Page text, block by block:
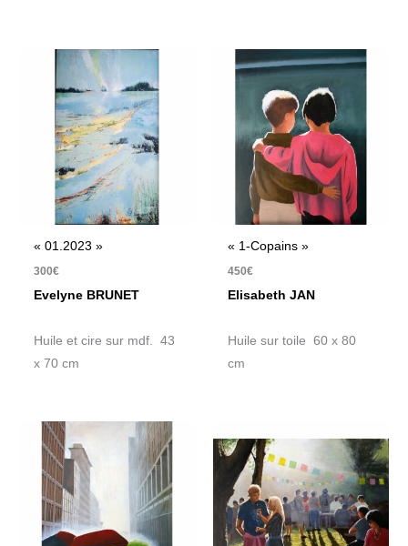
« 01.2023 »
300€
Evelyne BRUNET
Huile et cire sur mdf. 43
x 70 cm
« 1-Copains »
450€
Elisabeth JAN
Huile sur toile 60 x 80
cm